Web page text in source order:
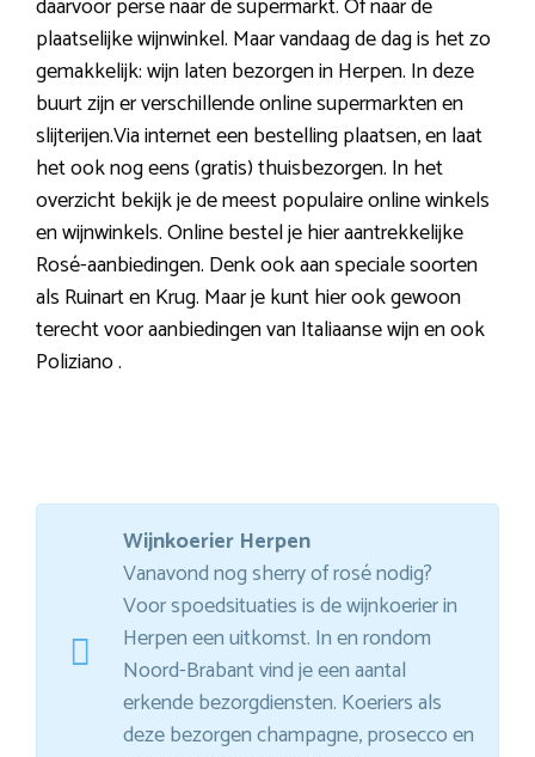
daarvoor perse naar de supermarkt. Of naar de
plaatselijke wijnwinkel. Maar vandaag de dag is het zo
gemakkelijk: wijn laten bezorgen in Herpen. In deze
buurt zijn er verschillende online supermarkten en
slijterijen.Via internet een bestelling plaatsen, en laat
het ook nog eens (gratis) thuisbezorgen. In het
overzicht bekijk je de meest populaire online winkels
en wijnwinkels. Online bestel je hier aantrekkelijke
Rosé-aanbiedingen. Denk ook aan speciale soorten
als Ruinart en Krug. Maar je kunt hier ook gewoon
terecht voor aanbiedingen van Italiaanse wijn en ook
Poliziano .
Wijnkoerier Herpen
Vanavond nog sherry of rosé nodig?
Voor spoedsituaties is de wijnkoerier in
Herpen een uitkomst. In en rondom
Noord-Brabant vind je een aantal
erkende bezorgdiensten. Koeriers als
deze bezorgen champagne, prosecco en